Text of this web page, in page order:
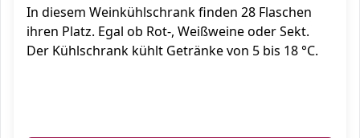
In diesem Weinkühlschrank finden 28 Flaschen
ihren Platz. Egal ob Rot-, Weißweine oder Sekt.
Der Kühlschrank kühlt Getränke von 5 bis 18 °C.